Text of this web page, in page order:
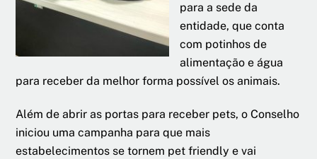
para a sede da
entidade, que conta
com potinhos de
alimentação e água
para receber da melhor forma possível os animais.
Além de abrir as portas para receber pets, o Conselho
iniciou uma campanha para que mais
estabelecimentos se tornem pet friendly e vai